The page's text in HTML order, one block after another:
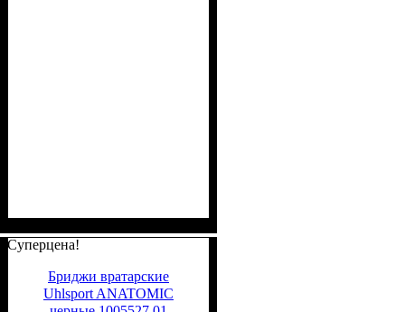
Суперцена!
Бриджи вратарские
Uhlsport ANATOMIC